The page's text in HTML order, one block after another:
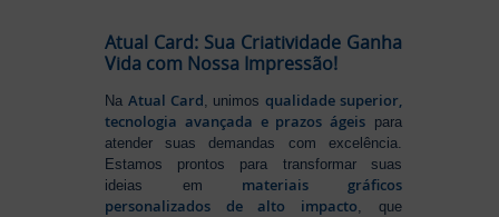
Atual Card: Sua Criatividade Ganha
Vida com Nossa Impressão!
Na Atual Card , unimos qualidade superior,
tecnologia avançada e prazos ágeispara
atender suas demandas com excelência.
Estamos prontos para transformar suas
ideias em materiais gráficos
personalizados de alto impacto , que